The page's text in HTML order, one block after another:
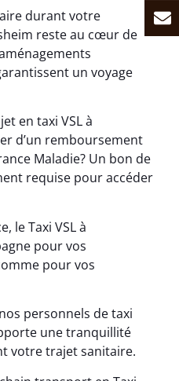
durant votre
reste au cœur de
un voyage
en taxi VSL à
d’un remboursement
Maladie? Un bon de
requise pour accéder
le Taxi VSL à
pour vos
pour vos
personnels de taxi
une tranquillité
votre trajet sanitaire.